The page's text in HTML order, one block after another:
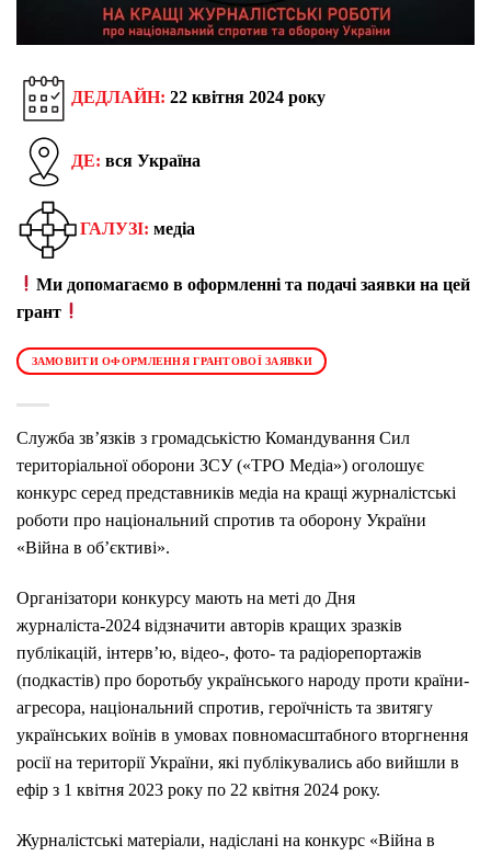
ДЕДЛАЙН: 22 квітня 2024 року
ДЕ: вся Україна
ГАЛУЗІ: медіа
Ми допомагаємо в оформленні та подачі заявки на цей
грант
ЗАМОВИТИ ОФОРМЛЕННЯ ГРАНТОВОЇ ЗАЯВКИ
Служба зв’язків з громадськістю Командування Сил
територіальної оборони ЗСУ («ТРО Медіа») оголошує
конкурс серед представників медіа на кращі журналістські
роботи про національний спротив та оборону України
«Війна в об’єктиві».
Організатори конкурсу мають на меті до Дня
журналіста-2024 відзначити авторів кращих зразків
публікацій, інтерв’ю, відео-, фото- та радіорепортажів
(подкастів) про боротьбу українського народу проти країни-
агресора, національний спротив, героїчність та звитягу
українських воїнів в умовах повномасштабного вторгнення
росії на території України, які публікувались або вийшли в
ефір з 1 квітня 2023 року по 22 квітня 2024 року.
Журналістські матеріали, надіслані на конкурс «Війна в